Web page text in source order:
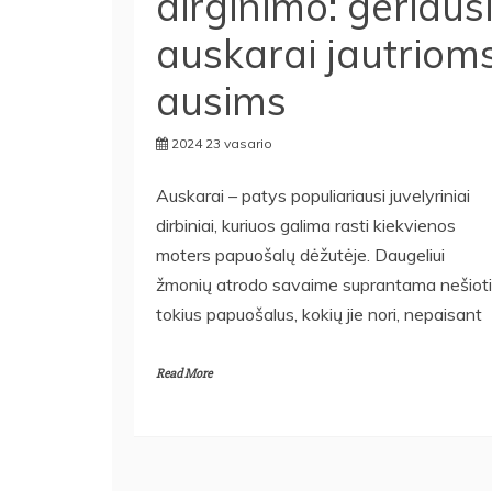
auskarai
ausims
2024 23 vasario
Auskarai – patys populiariausi juvelyriniai
dirbiniai, kuriuos galima rasti kiekvienos
moters papuošalų dėžutėje. Daugeliui
žmonių atrodo savaime suprantama nešioti
tokius papuošalus, kokių jie nori, nepaisant
Read More